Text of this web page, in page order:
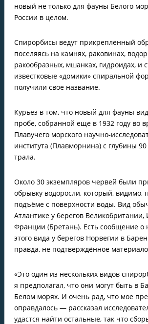
новый не только для фауны Белого
России в целом.
Спирорбисы ведут прикрепленный
поселяясь на камнях, раковинах,
ракообразных, мшанках, гидроидах, и
известковые «домики» спиральной
получили свое название.
Курьёз в том, что новый для фауны
пробе, собранной еще в 1932 году во
Плавучего морского научно-
института (Плавморнина) с глубины
трала.
Около 30 экземпляров червей были
обрывку водоросли, который, видимо,
подъёме с поверхности воды. Вид
Атлантике у берегов
Франции (Бретань). Есть сообщение о
этого вида у берегов Норвегии в
правда, не подтверждённое
«Это один из нескольких видов
я предполагал, что они могут быть в
Белом морях. И очень рад, что мое
оправдалось — рассказал
удастся найти остальные, так что